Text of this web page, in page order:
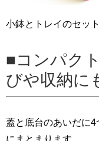
小鉢とトレイのセッ
コンパク
びや収納に
蓋と底台のあいだに4
にまとまります。